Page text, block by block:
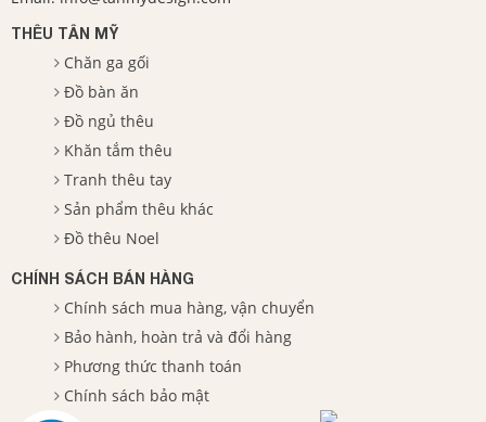
THÊU TÂN MỸ
Chăn ga gối
Đồ bàn ăn
Đồ ngủ thêu
Khăn tắm thêu
Tranh thêu tay
Sản phẩm thêu khác
Đồ thêu Noel
CHÍNH SÁCH BÁN HÀNG
Chính sách mua hàng, vận chuyển
Bảo hành, hoàn trả và đổi hàng
Phương thức thanh toán
Chính sách bảo mật